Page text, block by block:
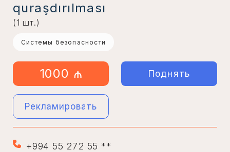
quraşdırılması
(1 шт.)
Системы безопасности
1000 ₼ Поднять
Рекламировать
+994 55 272 55 **